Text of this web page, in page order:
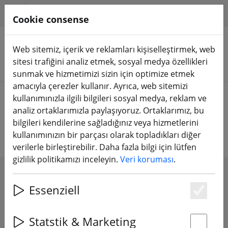
Ürünleri arayın
Home Pervane 6 inç pervane
6 inç pervane
Cookie consense
Web sitemiz, içerik ve reklamları kişiselleştirmek, web
sitesi trafiğini analiz etmek, sosyal medya özellikleri
sunmak ve hizmetimizi sizin için optimize etmek
amacıyla çerezler kullanır. Ayrıca, web sitemizi
kullanımınızla ilgili bilgileri sosyal medya, reklam ve
analiz ortaklarımızla paylaşıyoruz. Ortaklarımız, bu
bilgileri kendilerine sağladığınız veya hizmetlerini
kullanımınızın bir parçası olarak topladıkları diğer
verilerle birleştirebilir. Daha fazla bilgi için lütfen
gizlilik politikamızı inceleyin. Veri koruması.
Essenziell
Statstik & Marketing